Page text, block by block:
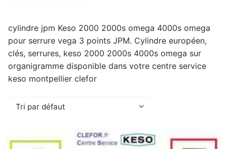
cylindre jpm Keso 2000 2000s omega 4000s omega
pour serrure vega 3 points JPM. Cylindre européen,
clés, serrures, keso 2000 2000s 4000s omega sur
organigramme disponible dans votre centre service
keso montpellier clefor